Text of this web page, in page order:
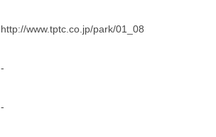
http://www.tptc.co.jp/park/01_08
-
-